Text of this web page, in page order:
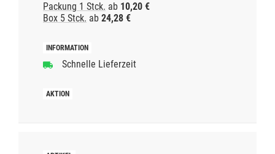
Packung 1 Stck. ab 10,20 €
Box 5 Stck. ab 24,28 €
Schnelle Lieferzeit